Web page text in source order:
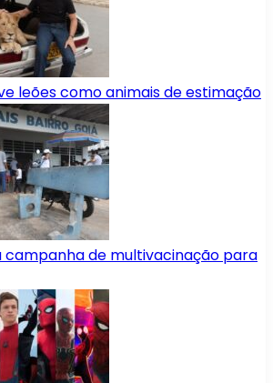
leões como animais de estimação
campanha de multivacinação para